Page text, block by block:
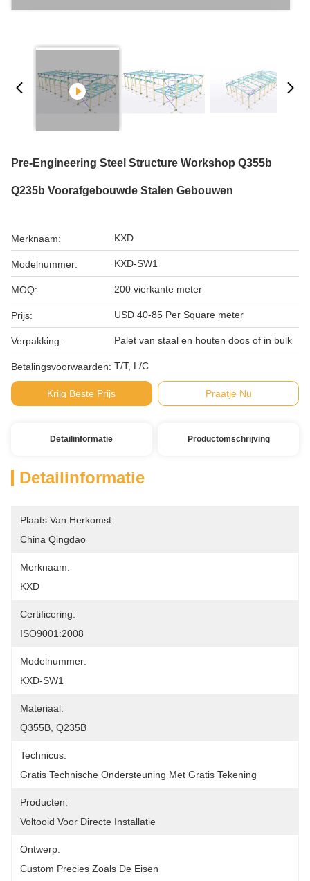
Pre-Engineering Steel Structure Workshop Q355b
Q235b Voorafgebouwde Stalen Gebouwen
Merknaam: KXD
Modelnummer: KXD-SW1
MOQ: 200 vierkante meter
Prijs: USD 40-85 Per Square meter
Verpakking: Palet van staal en houten doos of in bulk
Betalingsvoorwaarden: T/T, L/C
Krijg Beste Prijs Praatje Nu
Detailinformatie Productomschrijving
Detailinformatie
Plaats Van Herkomst:
China Qingdao
Merknaam:
KXD
Certificering:
ISO9001:2008
Modelnummer:
KXD-SW1
Materiaal:
Q355B, Q235B
Technicus:
Gratis Technische Ondersteuning Met Gratis Tekening
Producten:
Voltooid Voor Directe Installatie
Ontwerp:
Custom Precies Zoals De Eisen